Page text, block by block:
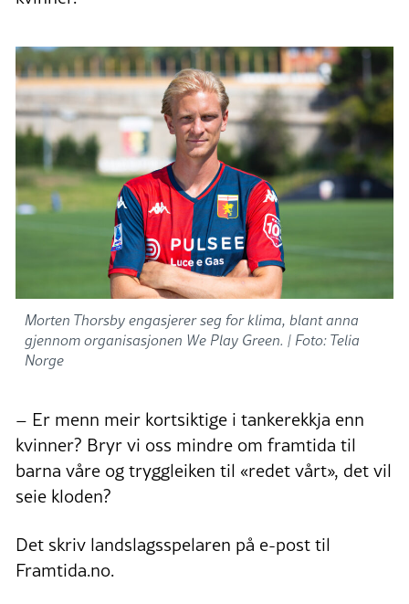
Morten Thorsby engasjerer seg for klima, blant anna
gjennom organisasjonen We Play Green. | Foto: Telia
Norge
– Er menn meir kortsiktige i tankerekkja enn
kvinner? Bryr vi oss mindre om framtida til
barna våre og tryggleiken til «redet vårt», det vil
seie kloden?
Det skriv landslagsspelaren på e-post til
Framtida.no.